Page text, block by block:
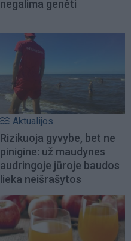
negalima genėti
Aktualijos
Rizikuoja gyvybe, bet ne
pinigine: už maudynes
audringoje jūroje baudos
lieka neišrašytos